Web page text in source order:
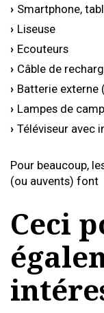
Smartphone,
Liseuse
Ecouteurs
Câble de
Batterie externe
Lampes de
Téléviseur avec
Pour beaucoup,
(ou auvents) font
Ceci